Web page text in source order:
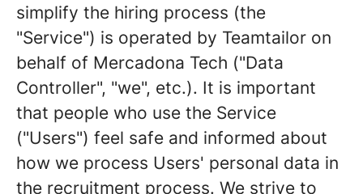
simplify the hiring process (the
"Service") is operated by Teamtailor on
behalf of Mercadona Tech ("Data
Controller", "we", etc.). It is important
that people who use the Service
("Users") feel safe and informed about
how we process Users' personal data in
the recruitment process. We strive to